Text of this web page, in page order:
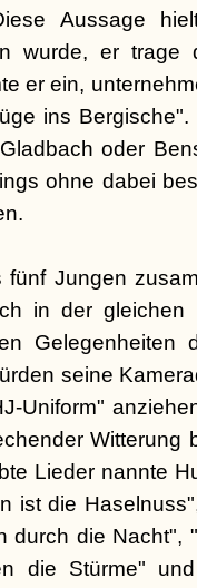
Aussage
wurde, er
er ein,
ins
oder
ohne dabei
Jungen
in der gleichen
seine
Uniform"
Witterung
Lieder nannte
ist die
durch die Nacht",
die Stürme"